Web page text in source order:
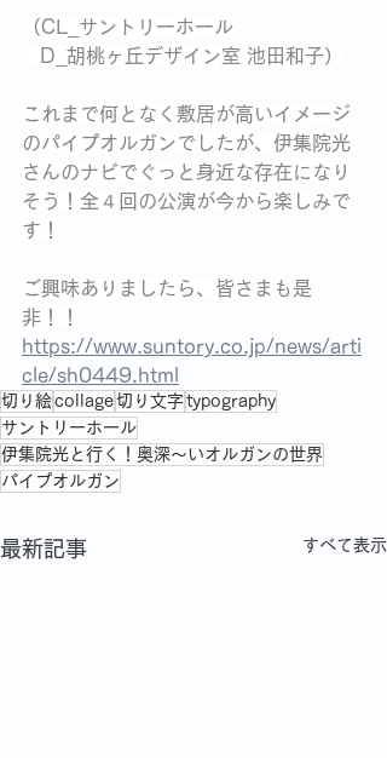
（CL_サントリーホール
   D_胡桃ヶ丘デザイン室 池田和子）
これまで何となく敷居が高いイメージ
のパイプオルガンでしたが、伊集院光
さんのナビでぐっと身近な存在になり
そう！全４回の公演が今から楽しみで
す！
ご興味ありましたら、皆さまも是
非！！
https://www.suntory.co.jp/news/arti
cle/sh0449.html
切り絵collage切り文字typography
サントリーホール
伊集院光と行く！奥深～いオルガンの世界
パイプオルガン
最新記事 すべて表示